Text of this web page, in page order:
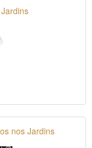
nos Jardins